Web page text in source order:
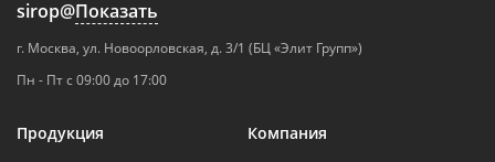
sirop@Показать
г. Москва, ул. Новоорловская, д. 3/1 (БЦ «Элит Групп»)
Пн - Пт с 09:00 до 17:00
Продукция Компания